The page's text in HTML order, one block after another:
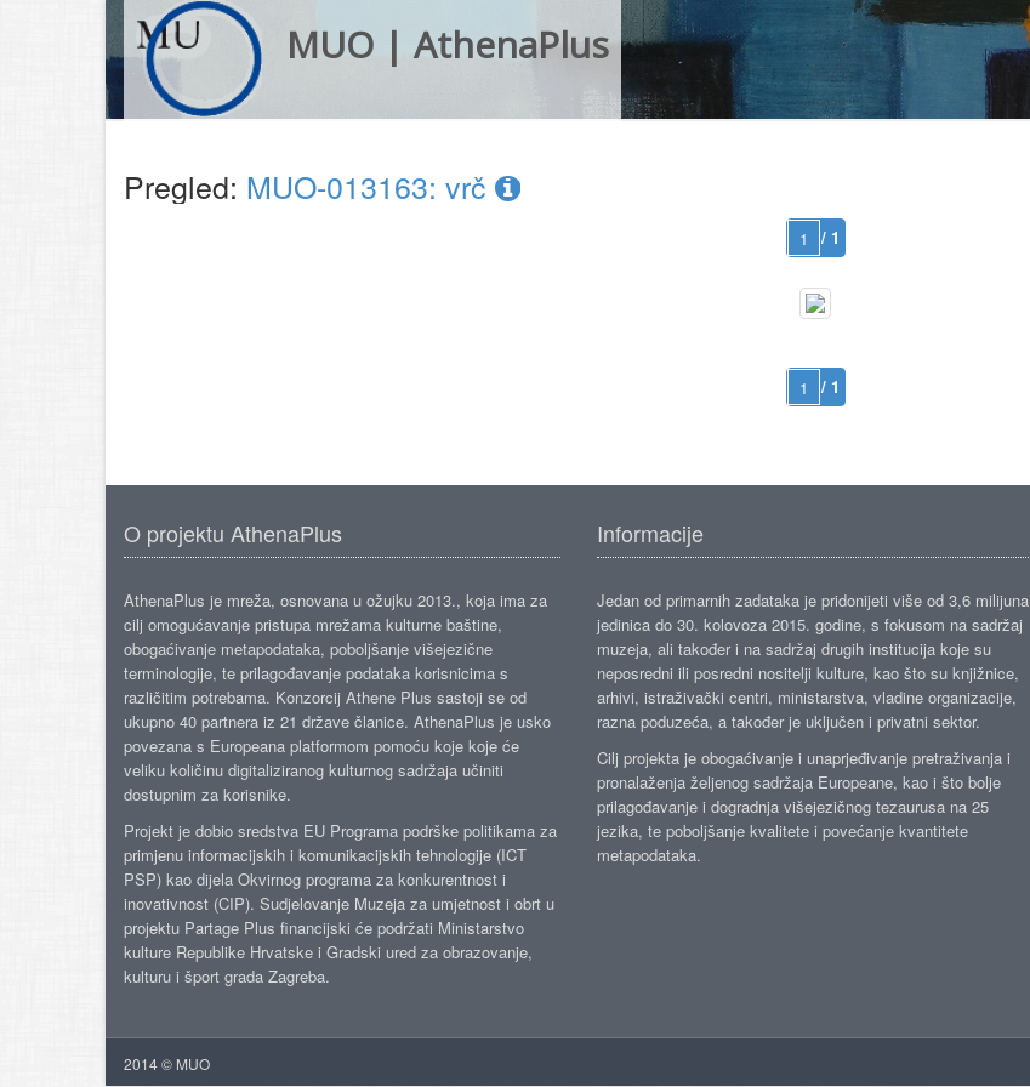
MUO | AthenaPlus
Pregled: MUO-013163: vrč
/ 1
/ 1
O projektu AthenaPlus
AthenaPlus je mreža, osnovana u ožujku 2013., koja ima za
cilj omogućavanje pristupa mrežama kulturne baštine,
obogaćivanje metapodataka, poboljšanje višejezične
terminologije, te prilagođavanje podataka korisnicima s
različitim potrebama. Konzorcij Athene Plus sastoji se od
ukupno 40 partnera iz 21 države članice. AthenaPlus je usko
povezana s Europeana platformom pomoću koje koje će
veliku količinu digitaliziranog kulturnog sadržaja učiniti
dostupnim za korisnike.
Projekt je dobio sredstva EU Programa podrške politikama za
primjenu informacijskih i komunikacijskih tehnologije (ICT
PSP) kao dijela Okvirnog programa za konkurentnost i
inovativnost (CIP). Sudjelovanje Muzeja za umjetnost i obrt u
projektu Partage Plus financijski će podržati Ministarstvo
kulture Republike Hrvatske i Gradski ured za obrazovanje,
kulturu i šport grada Zagreba.
Informacije
Jedan od primarnih zadataka je pridonijeti više od 3,6 milijuna
jedinica do 30. kolovoza 2015. godine, s fokusom na sadržaj
muzeja, ali također i na sadržaj drugih institucija koje su
neposredni ili posredni nositelji kulture, kao što su knjižnice,
arhivi, istraživački centri, ministarstva, vladine organizacije,
razna poduzeća, a također je uključen i privatni sektor.
Cilj projekta je obogaćivanje i unaprjeđivanje pretraživanja i
pronalaženja željenog sadržaja Europeane, kao i što bolje
prilagođavanje i dogradnja višejezičnog tezaurusa na 25
jezika, te poboljšanje kvalitete i povećanje kvantitete
metapodataka.
2014 © MUO